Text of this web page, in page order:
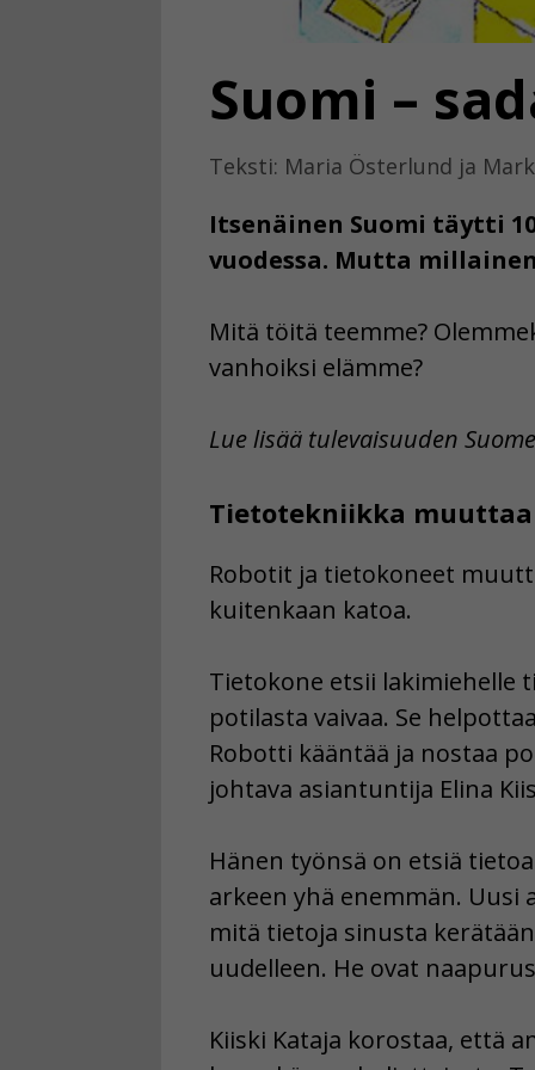
Suomi –
Teksti: Maria Österlund ja
Itsenäinen Suomi täytti
vuodessa. Mutta
Mitä töitä teemme?
vanhoiksi elämme?
Lue lisää tulevaisuuden
Tietotekniikka
Robotit ja tietokoneet
kuitenkaan katoa.
Tietokone etsii lakimiehelle
potilasta vaivaa. Se
Robotti kääntää ja nostaa
johtava asiantuntija Elina
Hänen työnsä on etsiä
arkeen yhä enemmän.
mitä tietoja sinusta
uudelleen. He ovat
Kiiski Kataja korostaa, että